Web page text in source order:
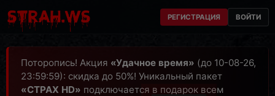
РЕГИСТРАЦИЯ ВОЙТИ
Поторопись! Акция «Удачное время» (до 10-08-26,
23:59:59): скидка до 50%! Уникальный пакет
«СТРАХ HD» подключается в подарок всем